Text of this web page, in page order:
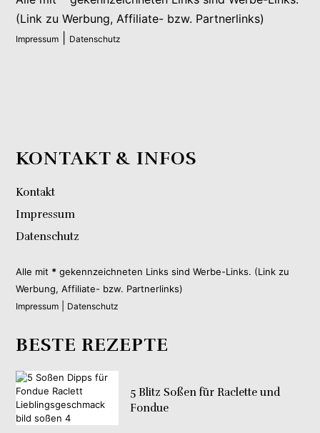
(Link zu Werbung, Affiliate- bzw. Partnerlinks)
Impressum Datenschutz
KONTAKT & INFOS
Kontakt
Impressum
Datenschutz
Alle mit * gekennzeichneten Links sind Werbe-Links. (Link zu
Werbung, Affiliate- bzw. Partnerlinks)
Impressum Datenschutz
BESTE REZEPTE
5 Blitz Soßen für Raclette und
Fondue